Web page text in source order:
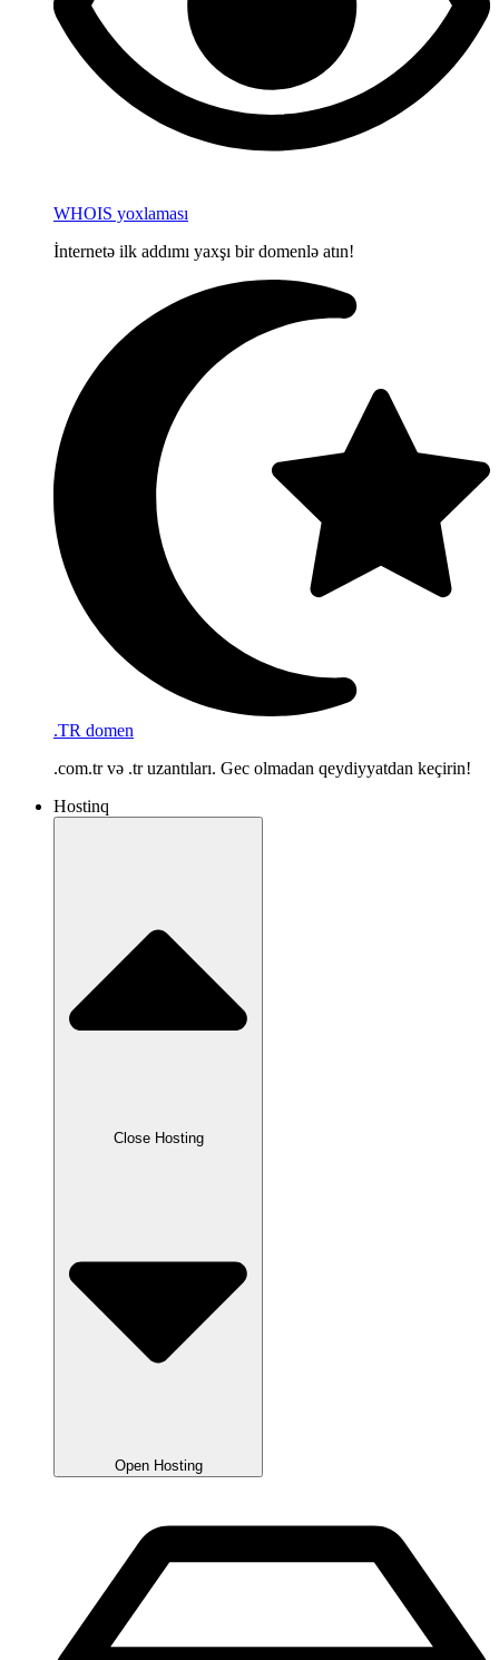
WHOIS yoxlaması
İnternetə ilk addımı yaxşı bir domenlə atın!
.TR domen
.com.tr və .tr uzantıları. Gec olmadan qeydiyyatdan keçirin!
Hostinq
Close Hosting
Open Hosting